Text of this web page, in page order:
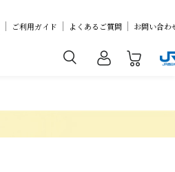
ご利用ガイド よくあるご質問 お問い合わ